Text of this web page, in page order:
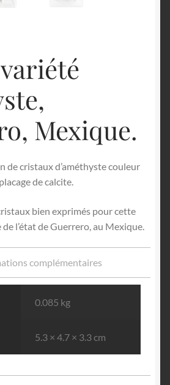
Mexique.
de cristaux d’améthyste couleur
de calcite.
bien exprimés pour cette
l’état de Guerrero, au Mexique.
complémentaires
0.085 kg
5.3 × 4.7 × 3.3 cm